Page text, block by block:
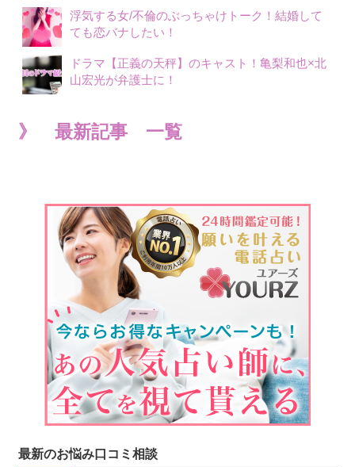
浮気する女/不倫のぶっちゃけトーク！結婚して
ても恋バナしたい！
ドラマ【正義の天秤】のキャスト！亀梨和也×北
山宏光が弁護士に！
》 最新記事 一覧
最新のお悩み口コミ相談